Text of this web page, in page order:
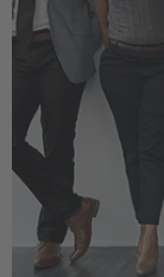
Weiter zu Jobbörse